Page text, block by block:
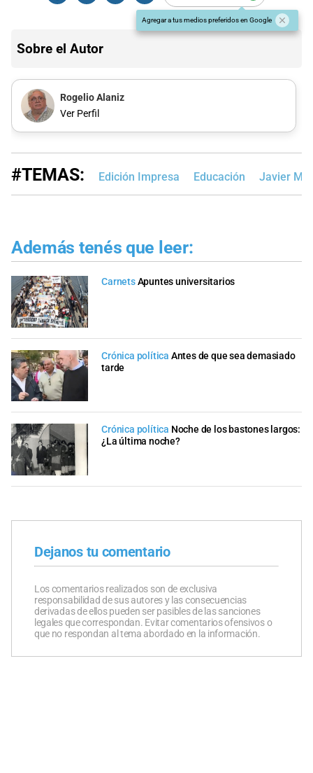
Agregar a tus medios preferidos en Google
Sobre el Autor
Rogelio Alaniz
Ver Perfil
#TEMAS: Edición Impresa Educación Javier
Además tenés que leer:
CarnetsApuntes universitarios
Crónica política Antes de que sea demasiado
tarde
Crónica política Noche de los bastones largos:
¿La última noche?
Dejanos tu comentario
Los comentarios realizados son de exclusiva
responsabilidad de sus autores y las consecuencias
derivadas de ellos pueden ser pasibles de las sanciones
legales que correspondan. Evitar comentarios ofensivos o
que no respondan al tema abordado en la información.